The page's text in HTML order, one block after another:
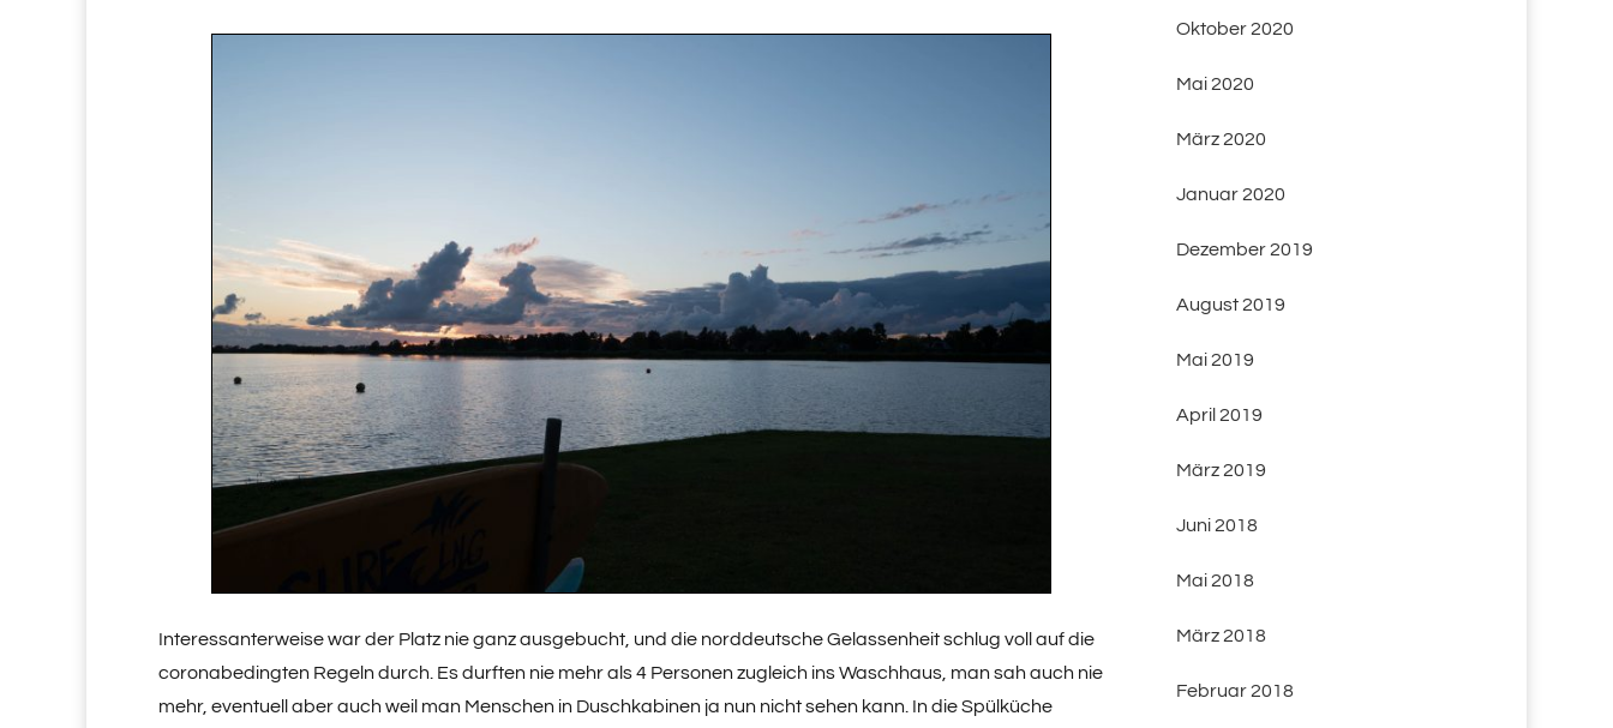
Interessanterweise war der Platz nie ganz ausgebucht, und die norddeutsche Gelassenheit schlug voll auf die
coronabedingten Regeln durch. Es durften nie mehr als 4 Personen zugleich ins Waschhaus, man sah auch nie
mehr, eventuell aber auch weil man Menschen in Duschkabinen ja nun nicht sehen kann. In die Spülküche
Oktober 2020
Mai 2020
März 2020
Januar 2020
Dezember 2019
August 2019
Mai 2019
April 2019
März 2019
Juni 2018
Mai 2018
März 2018
Februar 2018